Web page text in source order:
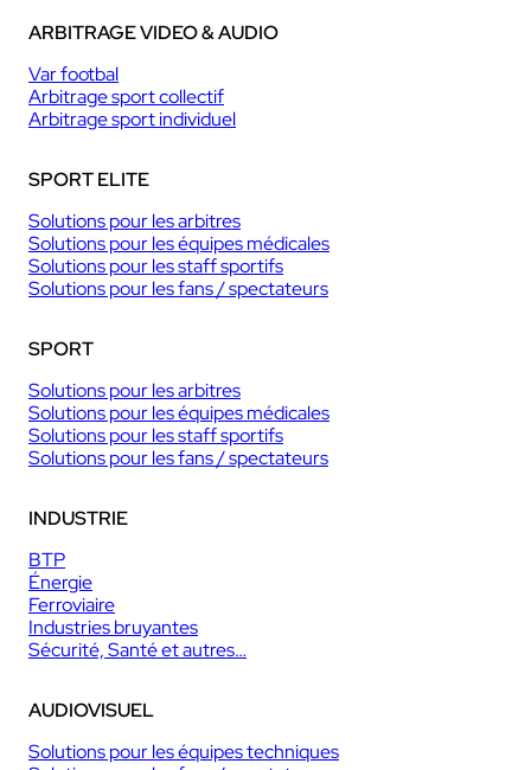
ARBITRAGE VIDEO & AUDIO
Var footbal
Arbitrage sport collectif
Arbitrage sport individuel
SPORT ELITE
Solutions pour les arbitres
Solutions pour les équipes médicales
Solutions pour les staff sportifs
Solutions pour les fans / spectateurs
SPORT
Solutions pour les arbitres
Solutions pour les équipes médicales
Solutions pour les staff sportifs
Solutions pour les fans / spectateurs
INDUSTRIE
BTP
Énergie
Ferroviaire
Industries bruyantes
Sécurité, Santé et autres…
AUDIOVISUEL
Solutions pour les équipes techniques